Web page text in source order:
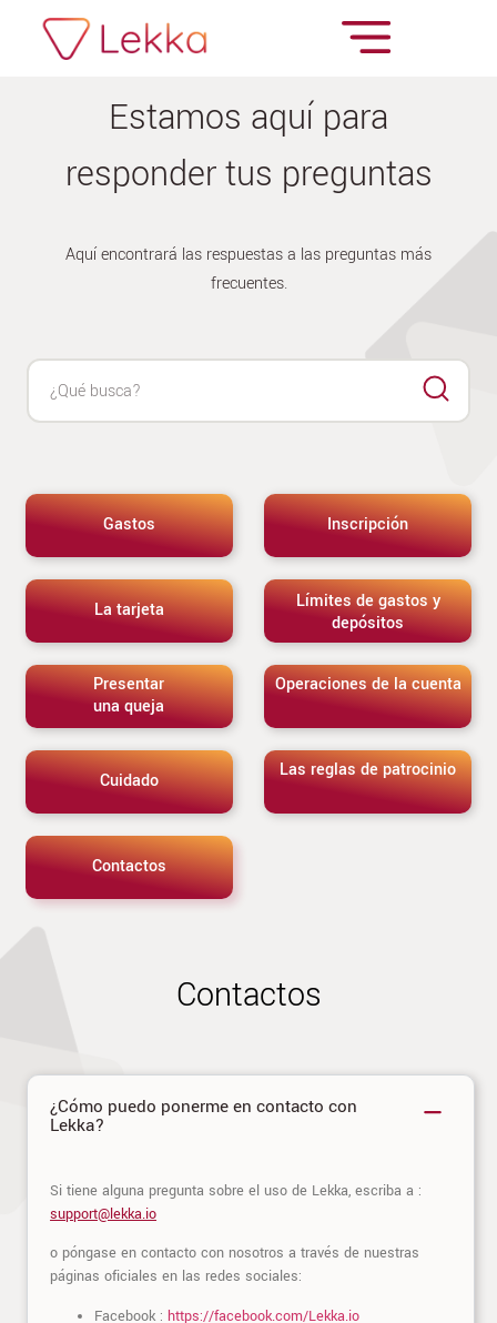
Estamos aquí para
responder tus preguntas
Aquí encontrará las respuestas a las preguntas más
frecuentes.
Gastos Inscripción
La tarjeta
Límites de gastos y
depósitos
Presentar
una queja
Operaciones de la cuenta
Cuidado Las reglas de patrocinio
Contactos
Contactos
¿Cómo puedo ponerme en contacto con
Lekka?
Si tiene alguna pregunta sobre el uso de Lekka, escriba a :
support@lekka.io
o póngase en contacto con nosotros a través de nuestras
páginas oficiales en las redes sociales:
Facebook :https://facebook.com/Lekka.io